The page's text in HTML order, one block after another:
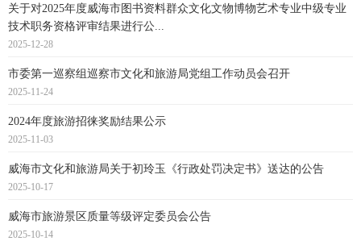
关于对2025年度威海市图书资料群众文化文物博物艺术专业中级专业
技术职务资格评审结果进行公...
2025-12-28
市委第一巡察组巡察市文化和旅游局党组工作动员会召开
2025-11-24
2024年度旅游招徕奖励结果公示
2025-11-03
威海市文化和旅游局关于初玲玉《行政处罚决定书》送达的公告
2025-10-17
威海市旅游景区质量等级评定委员会公告
2025-10-14